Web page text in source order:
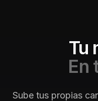
Tu
En
Sube tus propias